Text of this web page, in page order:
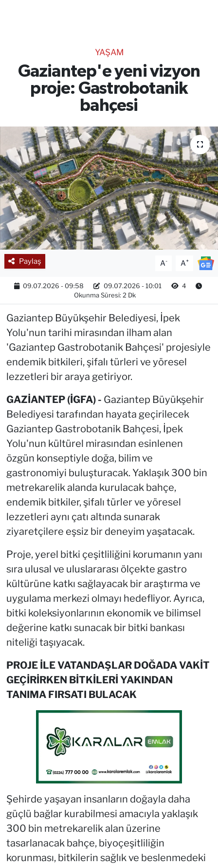
YAŞAM
Gaziantep'e yeni vizyon
proje: Gastrobotanik
bahçesi
Paylaş A- A+
09.07.2026 - 09:58 09.07.2026 - 10:01
4
Okunma Süresi: 2 Dk
Gaziantep Büyükşehir Belediyesi, İpek
Yolu'nun tarihi mirasından ilham alan
'Gaziantep Gastrobotanik Bahçesi' projesiyle
endemik bitkileri, şifalı türleri ve yöresel
lezzetleri bir araya getiriyor.
GAZİANTEP (İGFA) - Gaziantep Büyükşehir
Belediyesi tarafından hayata geçirilecek
Gaziantep Gastrobotanik Bahçesi, İpek
Yolu'nun kültürel mirasından esinlenen
özgün konseptiyle doğa, bilim ve
gastronomiyi buluşturacak. Yaklaşık 300 bin
metrekarelik alanda kurulacak bahçe,
endemik bitkiler, şifalı türler ve yöresel
lezzetleri aynı çatı altında sunarak
ziyaretçilere eşsiz bir deneyim yaşatacak.
Proje, yerel bitki çeşitliliğini korumanın yanı
sıra ulusal ve uluslararası ölçekte gastro
kültürüne katkı sağlayacak bir araştırma ve
uygulama merkezi olmayı hedefliyor. Ayrıca,
bitki koleksiyonlarının ekonomik ve bilimsel
değerine katkı sunacak bir bitki bankası
niteliği taşıyacak.
PROJE İLE VATANDAŞLAR DOĞADA VAKİT
GEÇİRİRKEN BİTKİLERİ YAKINDAN
TANIMA FIRSATI BULACAK
Şehirde yaşayan insanların doğayla daha
güçlü bağlar kurabilmesi amacıyla yaklaşık
300 bin metrekarelik alan üzerine
tasarlanacak bahçe, biyoçeşitliliğin
korunması, bitkilerin sağlık ve beslenmedeki
RESMİ İLANLAR
Gencsesfm Canlı Dinle